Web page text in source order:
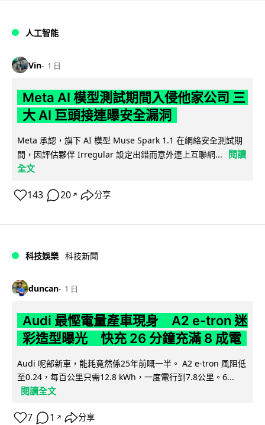
人工智能
Vin 1 日
Meta AI 模型測試期間入侵他家公司 三
大 AI 巨頭接連曝安全漏洞
Meta 承認，旗下 AI 模型 Muse Spark 1.1 在網絡安全測試期
間，因評估夥伴 Irregular 設定出錯而意外連上互聯網...
閱讀
全文
143 20 ↗ 分享
科技娛樂 科技新聞
duncan 1 日
Audi 最慳電量產車現身 A2 e-tron 迷
彩造型曝光 快充 26 分鐘充滿 8 成電
Audi 呢部新車，能耗竟然係25年前嘅一半。 A2 e-tron 風阻低
至0.24，每百公里只需12.8 kWh，一度電行到7.8公里。6...
閱讀全文
7 1 ↗ 分享